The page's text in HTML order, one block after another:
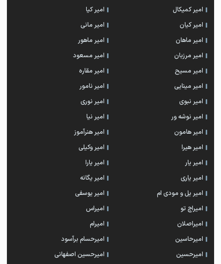
امیر کمیکال
امیر کیا
امیر کیان
امیر مانی
امیر ماهان
امیر ماهور
امیر مرزبان
امیر مسعود
امیر مسیح
امیر مقاره
امیر مینایی
امیر نامور
امیر نبوی
امیر نوری
امیر نوشه ور
امیر نیا
امیر هامون
امیر هنرآموز
امیر هیرا
امیر وکیلی
امیر یار
امیر یارا
امیر یاری
امیر یگانه
امیر یل و مودی ام
امیر یوسفی
امیراچ تو
امیراس
امیراصلان
امیرام
امیرحاسین
امیرحسام برآسود
امیرحسین
امیرحسین اصفهانی